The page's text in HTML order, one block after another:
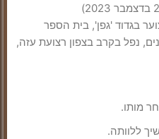
בגדוד 'גפן', בית הספר
נפל בקרב בצפון רצועת עזה,
מותו.
ללוותה.